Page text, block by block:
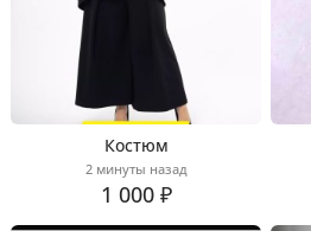
Костюм
2 минуты назад
1 000 ₽